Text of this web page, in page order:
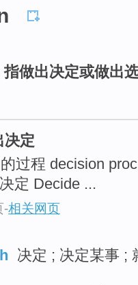
做出决定或做出
决定
过程 decision
定 Decide ...
-相关网页
决定 ; 决定某事 ;